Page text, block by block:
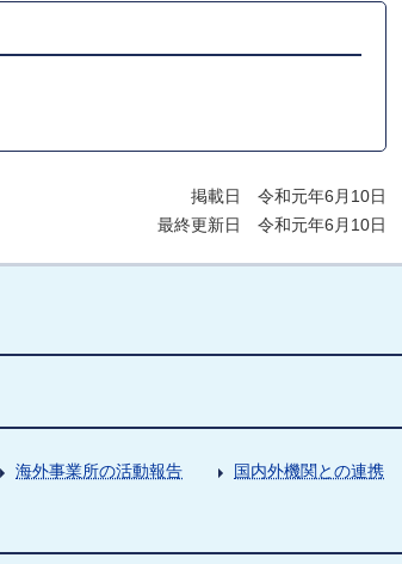
掲載日 令和元年6月10日
最終更新日 令和元年6月10日
海外事業所の活動報告 国内外機関との連携